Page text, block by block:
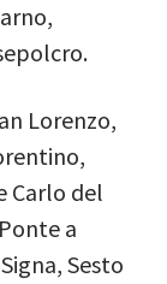
Lorenzo,
Carlo del
a
Sesto